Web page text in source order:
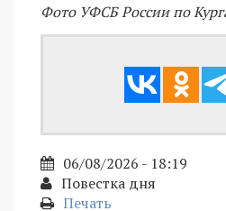
Фото УФСБ России по
06/08/2026 - 18:19
Повестка дня
Печать